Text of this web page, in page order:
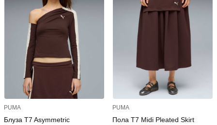
PUMA
Блуза T7 Asymmetric
PUMA
Пола T7 Midi Pleated Skirt